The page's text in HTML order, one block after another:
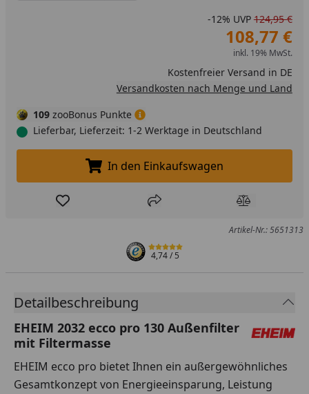
-12% UVP 124,95 €
108,77 €
inkl. 19% MwSt.
Kostenfreier Versand in DE
Versandkosten nach Menge und Land
109 zooBonus Punkte
Lieferbar, Lieferzeit: 1-2 Werktage in Deutschland
In den Einkaufswagen legen
In den Einkaufswagen
Produkt zur Wunschliste hinzufügen
Teilen Produkt
Artikel-Nr.: 5651313
4,74/ 5
Detailbeschreibung
EHEIM 2032 ecco pro 130 Außenfilter
mit Filtermasse
EHEIM ecco pro bietet Ihnen ein außergewöhnliches
Gesamtkonzept von Energieeinsparung, Leistung